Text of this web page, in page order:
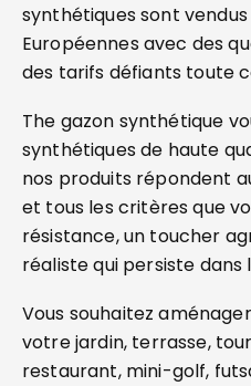
synthétiques sont
Européennes avec des
des tarifs défiants toute
The gazon synthétique
synthétiques de haute
nos produits répondent
et tous les critères que
résistance, un toucher
réaliste qui persiste dans
Vous souhaitez aménager
votre jardin, terrasse,
restaurant, mini-golf,